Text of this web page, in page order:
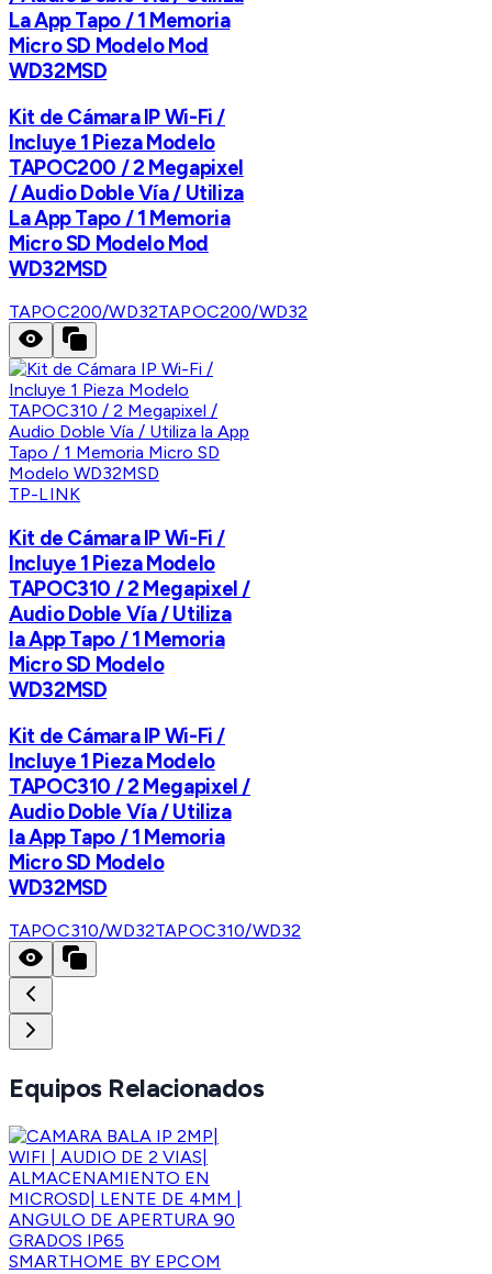
La App Tapo / 1 Memoria
Micro SD Modelo Mod
WD32MSD
Kit de Cámara IP Wi-Fi /
Incluye 1 Pieza Modelo
TAPOC200 / 2 Megapixel
/ Audio Doble Vía / Utiliza
La App Tapo / 1 Memoria
Micro SD Modelo Mod
WD32MSD
TAPOC200/WD32TAPOC200/WD32
TP-LINK
Kit de Cámara IP Wi-Fi /
Incluye 1 Pieza Modelo
TAPOC310 / 2 Megapixel /
Audio Doble Vía / Utiliza
la App Tapo / 1 Memoria
Micro SD Modelo
WD32MSD
Kit de Cámara IP Wi-Fi /
Incluye 1 Pieza Modelo
TAPOC310 / 2 Megapixel /
Audio Doble Vía / Utiliza
la App Tapo / 1 Memoria
Micro SD Modelo
WD32MSD
TAPOC310/WD32TAPOC310/WD32
Equipos Relacionados
SMARTHOME BY EPCOM